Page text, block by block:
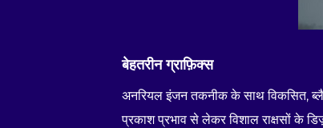
बेहतरीन ग्राफ़िक्स
अनरियल इंजन तकनीक के साथ विकसित,
प्रकाश प्रभाव से लेकर विशाल राक्षसों के